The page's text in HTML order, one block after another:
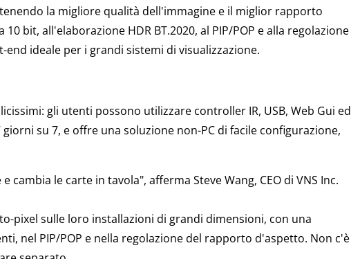
la migliore qualità dell'immagine e il miglior rapporto
bit, all'elaborazione HDR BT.2020, al PIP/POP e alla regolazione
ideale per i grandi sistemi di visualizzazione.
gli utenti possono utilizzare controller IR, USB, Web Gui ed
su 7, e offre una soluzione non-PC di facile configurazione,
le carte in tavola", afferma Steve Wang, CEO di VNS Inc.
pixel sulle loro installazioni di grandi dimensioni, con una
nel PIP/POP e nella regolazione del rapporto d'aspetto. Non c'è